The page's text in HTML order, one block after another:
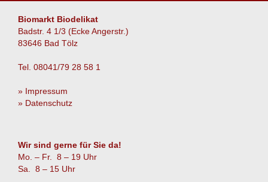
Biomarkt Biodelikat
Badstr. 4 1/3 (Ecke Angerstr.)
83646 Bad Tölz
Tel. 08041/79 28 58 1
» Impressum
» Datenschutz
Wir sind gerne für Sie da!
Mo. – Fr. 8 – 19 Uhr
Sa. 8 – 15 Uhr